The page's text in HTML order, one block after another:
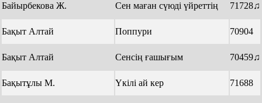
Байырбекова Ж. Сен маған сүюді үйреттің 71728♫
Бақыт Алтай Поппури 70904
Бақыт Алтай Сенсің ғашығым 70459♫
Бақытұлы М. Үкілі ай кер 71688